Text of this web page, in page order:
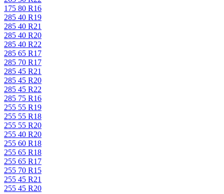
175 80 R16
285 40 R19
285 40 R21
285 40 R20
285 40 R22
285 65 R17
285 70 R17
285 45 R21
285 45 R20
285 45 R22
285 75 R16
255 55 R19
255 55 R18
255 55 R20
255 40 R20
255 60 R18
255 65 R18
255 65 R17
255 70 R15
255 45 R21
255 45 R20